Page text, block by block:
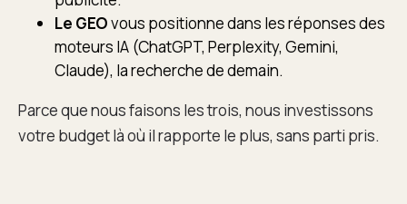
Le GEOvous positionne dans les réponses des
moteurs IA (ChatGPT, Perplexity, Gemini,
Claude), la recherche de demain.
Parce que nous faisons les trois, nous investissons
votre budget là où il rapporte le plus, sans parti pris.